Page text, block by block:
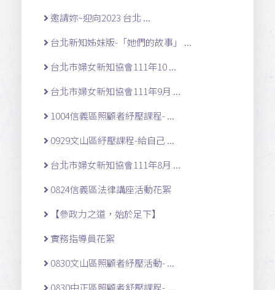
邀請妳~迎向2023 台北 ...
台北新知姊妹版-「她們的故事」 ...
台北市婦女新知協會111年10 ...
台北市婦女新知協會111年9月 ...
1004信義區照顧者紓壓課程- ...
0929文山區紓壓課程-給自己 ...
台北市婦女新知協會111年8月 ...
0824信義區法律講座活動花絮
【參政力之道，始於足下】
實務指導員花絮
0830文山區照顧者紓壓活動- ...
0830中正區照顧者舒壓課程- ...